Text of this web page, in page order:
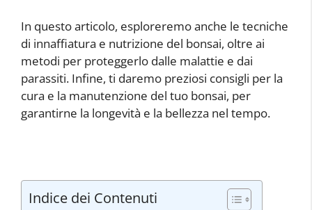
In questo articolo, esploreremo anche le tecniche
di innaffiatura e nutrizione del bonsai, oltre ai
metodi per proteggerlo dalle malattie e dai
parassiti. Infine, ti daremo preziosi consigli per la
cura e la manutenzione del tuo bonsai, per
garantirne la longevità e la bellezza nel tempo.
Indice dei Contenuti